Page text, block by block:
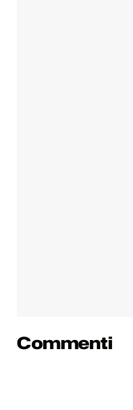
Commenti